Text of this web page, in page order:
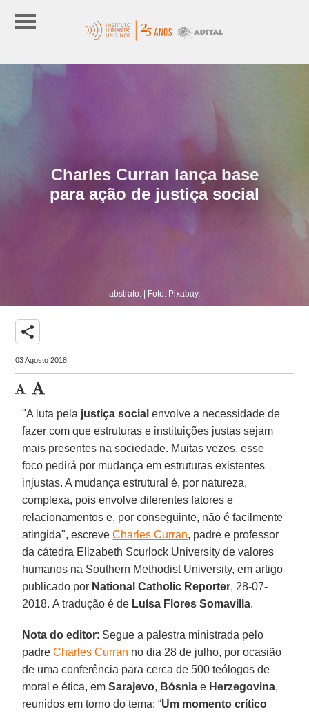
Charles Curran lança base
para ação de justiça social
abstrato. | Foto: Pixabay.
share
03 Agosto 2018
"A luta pela justiça social envolve a necessidade de
fazer com que estruturas e instituições justas sejam
mais presentes na sociedade. Muitas vezes, esse
foco pedirá por mudança em estruturas existentes
injustas. A mudança estrutural é, por natureza,
complexa, pois envolve diferentes fatores e
relacionamentos e, por conseguinte, não é facilmente
atingida", escreveCharles Curran, padre e professor
da cátedra Elizabeth Scurlock University de valores
humanos na Southern Methodist University, em artigo
publicado por National Catholic Reporter, 28-07-
2018. A tradução é de Luísa Flores Somavilla.
Nota do editor: Segue a palestra ministrada pelo
padreCharles Curran no dia 28 de julho, por ocasião
de uma conferência para cerca de 500 teólogos de
moral e ética, emSarajevo, Bósnia e Herzegovina,
reunidos em torno do tema: “Um momento crítico